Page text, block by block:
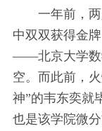
一年前，两
中双双获得金
——北京大学数
空。而此前，
神”的韦东奕就
也是该学院微